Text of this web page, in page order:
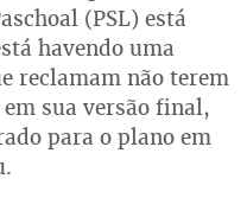
(PSL) está
havendo uma
reclamam não terem
sua versão final,
para o plano em